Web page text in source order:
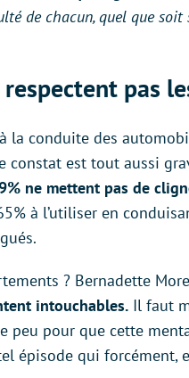
de chacun, quel que soit
pas
à la conduite des
constat est tout aussi
ne mettent pas de
à l’utiliser en
? Bernadette
intouchables. Il faut
peu pour que cette
épisode qui forcément,